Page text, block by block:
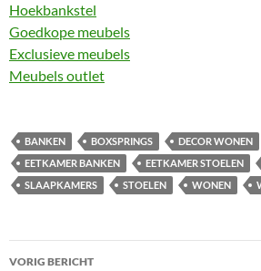
Hoekbankstel
Goedkope meubels
Exclusieve meubels
Meubels outlet
BANKEN BOXSPRINGS DECOR WONEN
EETKAMER BANKEN
EETKAMER STOELEN
SLAAPKAMERS
STOELEN WONEN
Bericht
VORIG BERICHT